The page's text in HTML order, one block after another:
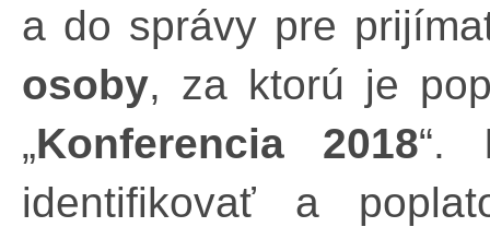
a do správy pre
osoby, za ktorú je
„Konferencia 2018“.
identifikovať a